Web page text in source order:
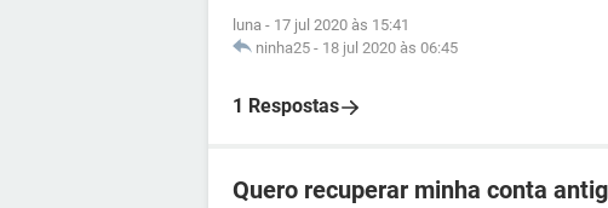
luna - 17 jul 2020 às 15:41
ninha25 - 18 jul 2020 às 06:45
1 Respostas
Quero recuperar minha conta